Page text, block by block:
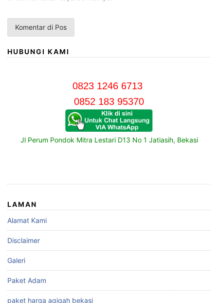
HUBUNGI KAMI
0823 1246 6713
0852 183 95370
Jl Perum Pondok Mitra Lestari D13 No 1 Jatiasih, Bekasi
LAMAN
Alamat Kami
Disclaimer
Galeri
Paket Adam
paket harga aqiqah bekasi